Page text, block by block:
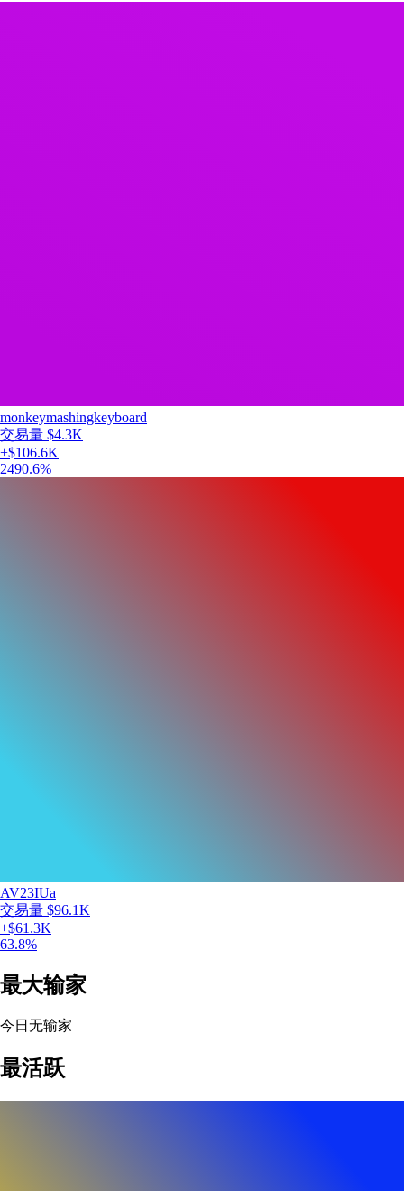
monkeymashingkeyboard
交易量 $4.3K
+$106.6K
2490.6%
AV23IUa
交易量 $96.1K
+$61.3K
63.8%
最大输家
今日无输家
最活跃